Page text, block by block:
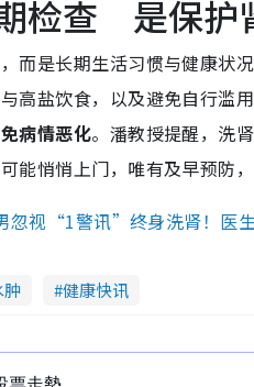
检查 是保护
而是长期生活习惯与健康状
高盐饮食，以及避免自行滥
病情恶化。潘教授提醒，洗
能悄悄上门，唯有及早预防
忽视“1警讯”终身洗肾！医
肿 健康快讯